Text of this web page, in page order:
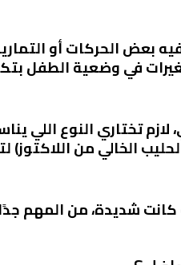
فيه بعض الحركات أو
في وضعية الطفل
تختاري النوع اللي
الخالي من
كانت شديدة، من المهم